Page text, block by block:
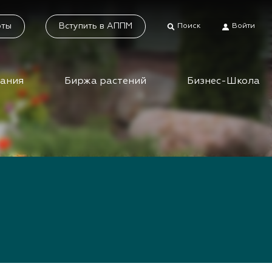
Вступить в АППМ Поиск Войти
Биржа растений Бизнес-Школа
растений
Каталог растений
Система добровольной